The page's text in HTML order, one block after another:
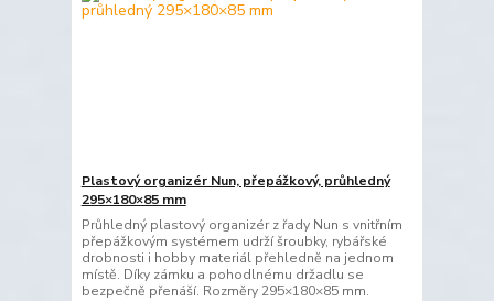
Plastový organizér Nun, přepážkový, průhledný
295×180×85 mm
Průhledný plastový organizér z řady Nun s vnitřním
přepážkovým systémem udrží šroubky, rybářské
drobnosti i hobby materiál přehledně na jednom
místě. Díky zámku a pohodlnému držadlu se
bezpečně přenáší. Rozměry 295×180×85 mm.